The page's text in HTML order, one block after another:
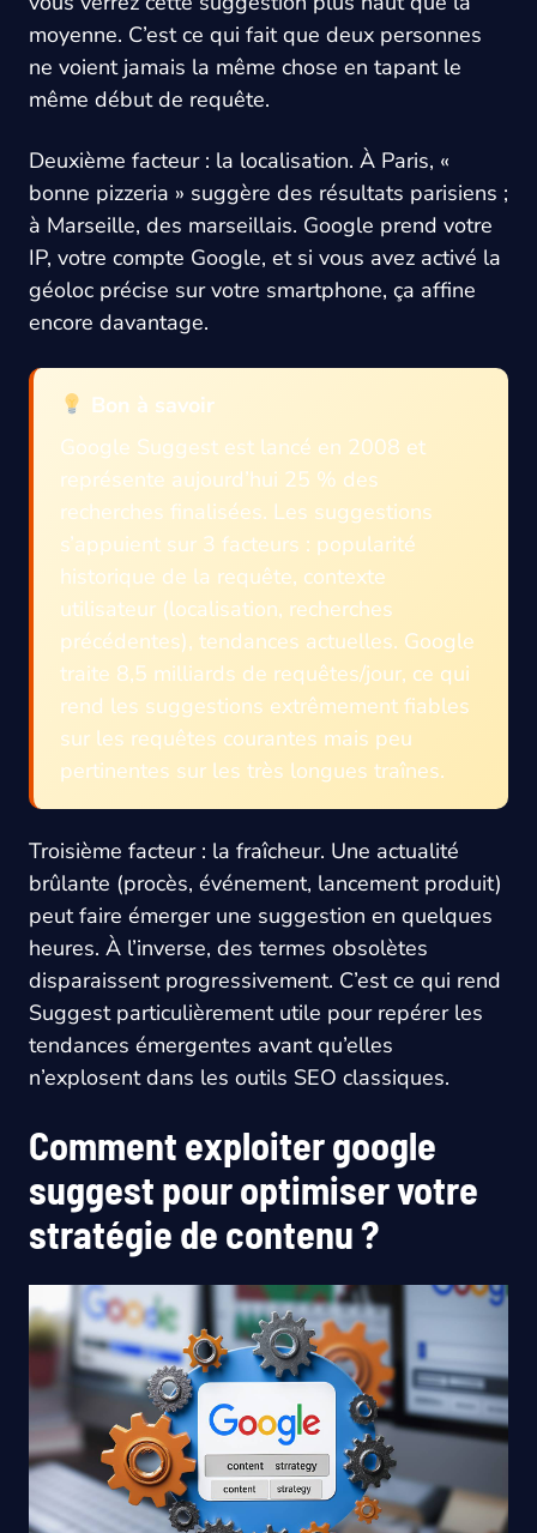
moyenne. C’est ce qui fait que deux personnes
ne voient jamais la même chose en tapant le
même début de requête.
Deuxième facteur : la localisation. À Paris, «
bonne pizzeria » suggère des résultats parisiens ;
à Marseille, des marseillais. Google prend votre
IP, votre compte Google, et si vous avez activé la
géoloc précise sur votre smartphone, ça affine
encore davantage.
Bon à savoir
Google Suggest est lancé en 2008 et
représente aujourd’hui 25 % des
recherches finalisées. Les suggestions
s’appuient sur 3 facteurs : popularité
historique de la requête, contexte
utilisateur (localisation, recherches
précédentes), tendances actuelles. Google
traite 8,5 milliards de requêtes/jour, ce qui
rend les suggestions extrêmement fiables
sur les requêtes courantes mais peu
pertinentes sur les très longues traînes.
Troisième facteur : la fraîcheur. Une actualité
brûlante (procès, événement, lancement produit)
peut faire émerger une suggestion en quelques
heures. À l’inverse, des termes obsolètes
disparaissent progressivement. C’est ce qui rend
Suggest particulièrement utile pour repérer les
tendances émergentes avant qu’elles
n’explosent dans les outils SEO classiques.
Comment exploiter google
suggest pour optimiser votre
stratégie de contenu ?